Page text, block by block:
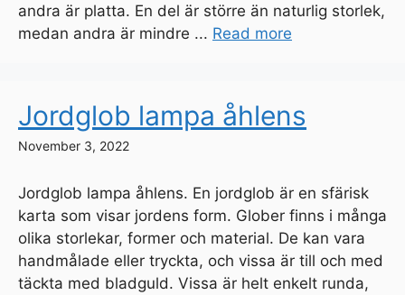
andra är platta. En del är större än naturlig storlek,
medan andra är mindre ... Read more
Jordglob lampa åhlens
November 3, 2022
Jordglob lampa åhlens. En jordglob är en sfärisk
karta som visar jordens form. Glober finns i många
olika storlekar, former och material. De kan vara
handmålade eller tryckta, och vissa är till och med
täckta med bladguld. Vissa är helt enkelt runda,